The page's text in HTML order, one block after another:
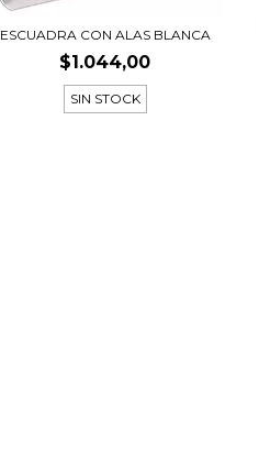
ESCUADRA CON ALAS BLANCA
$1.044,00
SIN STOCK